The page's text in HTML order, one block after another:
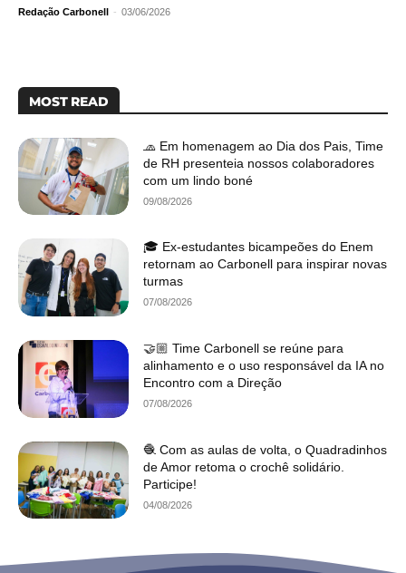
Redação Carbonell - 03/06/2026
MOST READ
🧢 Em homenagem ao Dia dos Pais, Time
de RH presenteia nossos colaboradores
com um lindo boné
09/08/2026
🎓 Ex-estudantes bicampeões do Enem
retornam ao Carbonell para inspirar novas
turmas
07/08/2026
🤝🏼 Time Carbonell se reúne para
alinhamento e o uso responsável da IA no
Encontro com a Direção
07/08/2026
🧶 Com as aulas de volta, o Quadradinhos
de Amor retoma o crochê solidário.
Participe!
04/08/2026